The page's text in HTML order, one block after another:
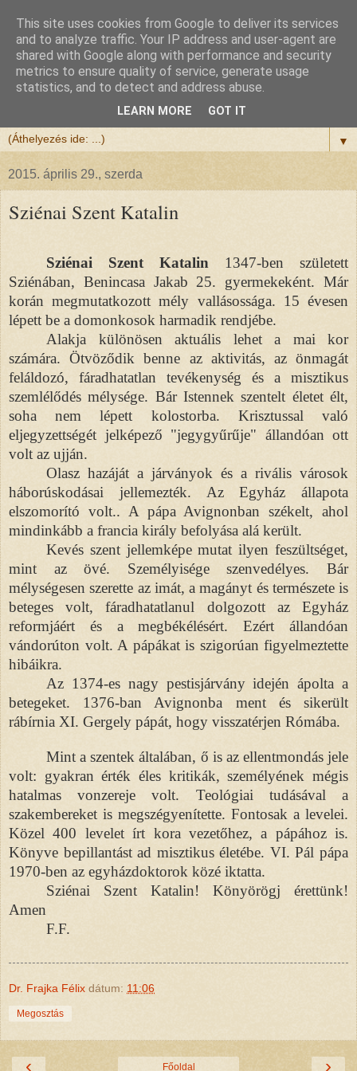
Félix atya
Szeretettel köszöntöm a honlapomra ellátogatót.
▼
2015. április 29., szerda
Sziénai Szent Katalin
Sziénai Szent Katalin 1347-ben született
Sziénában, Benincasa Jakab 25. gyermekeként. Már
korán megmutatkozott mély vallásossága. 15 évesen
lépett be a domonkosok harmadik rendjébe.
Alakja különösen aktuális lehet a mai kor
számára. Ötvöződik benne az aktivitás, az önmagát
feláldozó, fáradhatatlan tevékenység és a misztikus
szemlélődés mélysége. Bár Istennek szentelt életet élt,
soha nem lépett kolostorba. Krisztussal való
eljegyzettségét jelképező "jegygyűrűje" állandóan ott
volt az ujján.
Olasz hazáját a járványok és a rivális városok
háborúskodásai jellemezték. Az Egyház állapota
elszomorító volt.. A pápa Avignonban székelt, ahol
mindinkább a francia király befolyása alá került.
Kevés szent jellemképe mutat ilyen feszültséget,
mint az övé. Személyisége szenvedélyes. Bár
mélységesen szerette az imát, a magányt és természete is
beteges volt, fáradhatatlanul dolgozott az Egyház
reformjáért és a megbékélésért. Ezért állandóan
vándorúton volt. A pápákat is szigorúan figyelmeztette
hibáikra.
Az 1374-es nagy pestisjárvány idején ápolta a
betegeket. 1376-ban Avignonba ment és sikerült
rábírnia XI. Gergely pápát, hogy visszatérjen Rómába.
Mint a szentek általában, ő is az ellentmondás jele
volt: gyakran érték éles kritikák, személyének mégis
hatalmas vonzereje volt. Teológiai tudásával a
szakembereket is megszégyenítette. Fontosak a levelei.
Közel 400 levelet írt kora vezetőhez, a pápához is.
Könyve bepillantást ad misztikus életébe. VI. Pál pápa
1970-ben az egyházdoktorok közé iktatta.
Sziénai Szent Katalin! Könyörögj érettünk!
Amen
F.F.
Dr. Frajka Félix dátum: 11:06
Megosztás
‹ ›
Főoldal
This site uses cookies from Google to deliver its services
and to analyze traffic. Your IP address and user-agent are
shared with Google along with performance and security
metrics to ensure quality of service, generate usage
statistics, and to detect and address abuse.
LEARN MORE GOT IT